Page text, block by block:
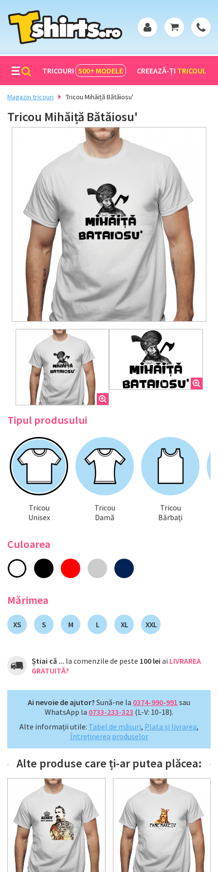
TRICOURI 500+ MODELE CREEAZĂ-ȚI TRICOUL
Magazin tricouri Tricou Mihăiță Bătăiosu'
Tricou Mihăiță Bătăiosu'
Tipul produsului
Tricou
Unisex
Tricou
Damă
Tricou
Bărbați
Culoarea
Mărimea
XS S M L XL XXL
Știai că ... la comenzile de peste 100 lei ai LIVRAREA
GRATUITĂ?
Ai nevoie de ajutor? Sună-ne la 0374-990-991 sau
WhatsApp la 0733-233-323 (L-V: 10-18).
Alte informații utile: Tabel de măsuri, Plata și livrarea,
Întreținerea produselor
Alte produse care ți-ar putea plăcea: